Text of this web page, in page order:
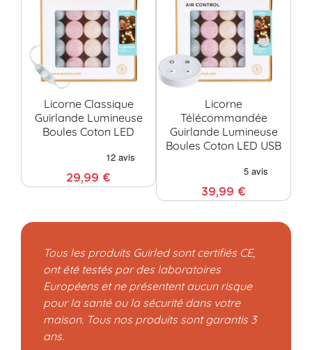
Licorne Classique
Guirlande Lumineuse
Boules Coton LED
29,99 €
Licorne
Télécommandée
Guirlande Lumineuse
Boules Coton LED USB
39,99 €
Tous les produits Guirled sont certifiés CE,
ont été testés par des laboratoires
Européens et ne présentent aucun risque
pour la santé ou la sécurité dans votre
maison. Tous nos produits sont garantis 3
ans.